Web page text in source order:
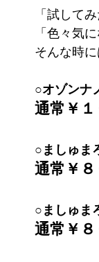
「試して
「色々気
そんな時
○オゾンナ
通常￥
○ましゅま
通常￥
○ましゅま
通常￥